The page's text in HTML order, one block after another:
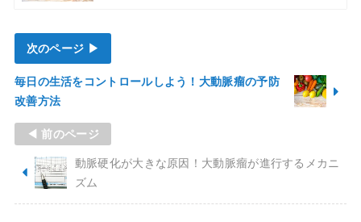
次のページ ▶
毎日の生活をコントロールしよう！大動脈瘤の予防
改善方法
◀ 前のページ
動脈硬化が大きな原因！大動脈瘤が進行するメカニ
ズム